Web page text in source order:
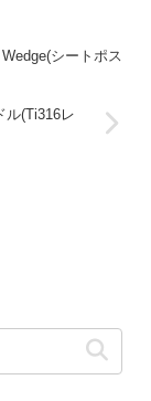
シートポス
ル(Ti316レ